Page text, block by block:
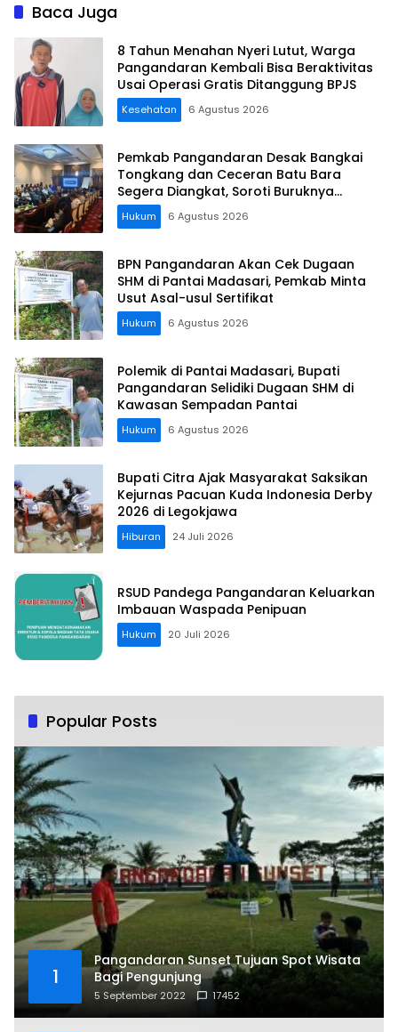
Baca Juga
8 Tahun Menahan Nyeri Lutut, Warga
Pangandaran Kembali Bisa Beraktivitas
Usai Operasi Gratis Ditanggung BPJS
Kesehatan 6 Agustus 2026
Pemkab Pangandaran Desak Bangkai
Tongkang dan Ceceran Batu Bara
Segera Diangkat, Soroti Buruknya
Koordinasi Perusahaan
Hukum 6 Agustus 2026
BPN Pangandaran Akan Cek Dugaan
SHM di Pantai Madasari, Pemkab Minta
Usut Asal-usul Sertifikat
Hukum 6 Agustus 2026
Polemik di Pantai Madasari, Bupati
Pangandaran Selidiki Dugaan SHM di
Kawasan Sempadan Pantai
Hukum 6 Agustus 2026
Bupati Citra Ajak Masyarakat Saksikan
Kejurnas Pacuan Kuda Indonesia Derby
2026 di Legokjawa
Hiburan 24 Juli 2026
RSUD Pandega Pangandaran Keluarkan
Imbauan Waspada Penipuan
Hukum 20 Juli 2026
Popular Posts
1
Pangandaran Sunset Tujuan Spot Wisata
Bagi Pengunjung
5 September 2022 17452